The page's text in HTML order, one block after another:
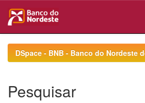
navigationDSpace - BNB - Banco do Nordeste
Pesquisar